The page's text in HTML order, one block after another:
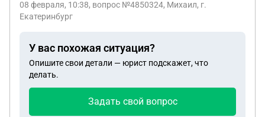
и я сказал что он виновник, на три дня отложили
зло второму автовладельцу не еду в ГАИ, мне
позвонили из ГАИ и сказали что я обязан явиться
в противном случае они составят какой-то
протокол за несоблюдения гражданского права и
заберут у меня права, я им сказал что не знаю
08 февраля, 10:38, вопрос №4850324, Михаил, г.
Екатеринбург
У вас похожая ситуация?
Опишите свои детали — юрист подскажет, что
делать.
Задать свой вопрос